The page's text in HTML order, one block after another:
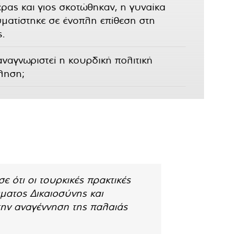
και γιος σκοτώθηκαν, η γυναίκα
σε ένοπλη επίθεση στη
η κουρδική πολιτική
οι τουρκικές πρακτικές
Δικαιοσύνης και
αναγέννηση της παλαιάς